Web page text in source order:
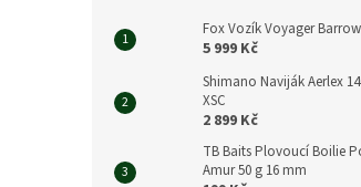
Fox Vozík Voyager
5 999 Kč
Shimano Naviják Aerlex
XSC
2 899 Kč
TB Baits Plovoucí Boilie
Amur 50 g 16 mm